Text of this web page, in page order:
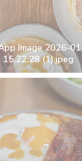
Image 2026-
15.22.28 (1).jpeg